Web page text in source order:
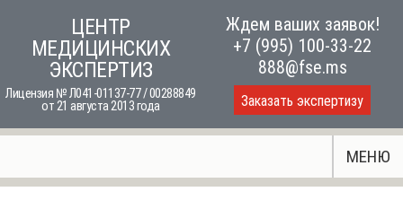
content
ЦЕНТР
МЕДИЦИНСКИХ
ЭКСПЕРТИЗ
Лицензия № Л041-01137-77 / 00288849
от 21 августа 2013 года
Ждем ваших заявок!
+7 (995) 100-33-22
888@fse.ms
Заказать экспертизу
МЕНЮ